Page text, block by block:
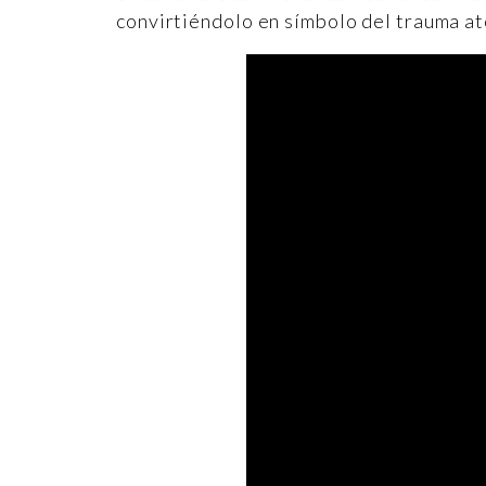
convirtiéndolo en símbolo del trauma